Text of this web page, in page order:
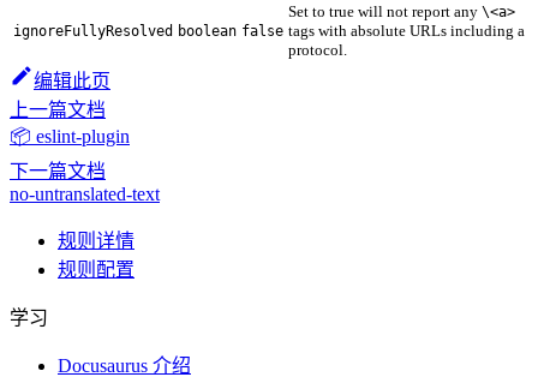
ignoreFullyResolved boolean false
Set to true will not report any \<a>
tags with absolute URLs including a
protocol.
编辑此页
上一篇文档
📦 eslint-plugin
下一篇文档
no-untranslated-text
规则详情
规则配置
学习
Docusaurus 介绍